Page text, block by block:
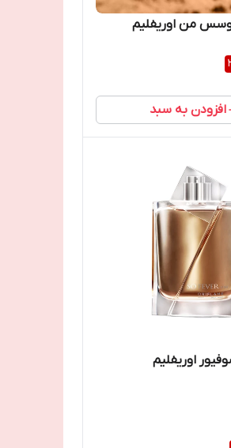
من اوریفلیم
افزودن به سبد
اوریفلیم